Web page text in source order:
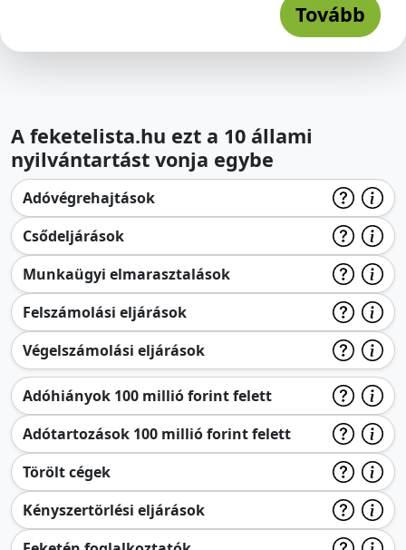
Tovább
A feketelista.hu ezt a 10 állami
nyilvántartást vonja egybe
Adóvégrehajtások
Csődeljárások
Munkaügyi elmarasztalások
Felszámolási eljárások
Végelszámolási eljárások
Adóhiányok 100 millió forint felett
Adótartozások 100 millió forint felett
Törölt cégek
Kényszertörlési eljárások